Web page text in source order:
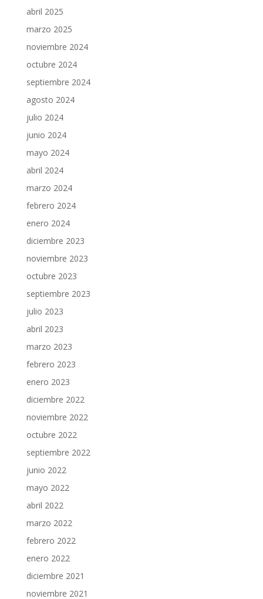
abril 2025
marzo 2025
noviembre 2024
octubre 2024
septiembre 2024
agosto 2024
julio 2024
junio 2024
mayo 2024
abril 2024
marzo 2024
febrero 2024
enero 2024
diciembre 2023
noviembre 2023
octubre 2023
septiembre 2023
julio 2023
abril 2023
marzo 2023
febrero 2023
enero 2023
diciembre 2022
noviembre 2022
octubre 2022
septiembre 2022
junio 2022
mayo 2022
abril 2022
marzo 2022
febrero 2022
enero 2022
diciembre 2021
noviembre 2021